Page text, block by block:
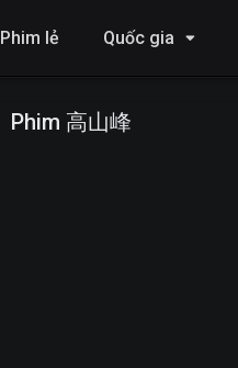
Phim lẻ Quốc gia
Phim 高山峰